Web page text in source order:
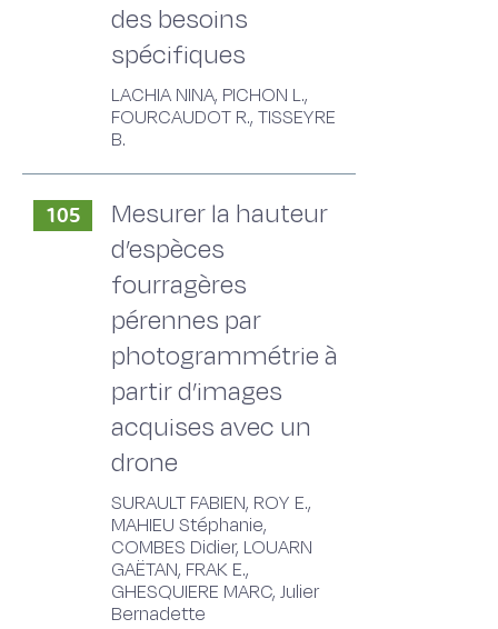
des besoins
spécifiques
LACHIA NINA, PICHON L.,
FOURCAUDOT R., TISSEYRE
B.
105
Mesurer la hauteur
d’espèces
fourragères
pérennes par
photogrammétrie à
partir d’images
acquises avec un
drone
SURAULT FABIEN, ROY E.,
MAHIEU Stéphanie,
COMBES Didier, LOUARN
GAËTAN, FRAK E.,
GHESQUIERE MARC, Julier
Bernadette